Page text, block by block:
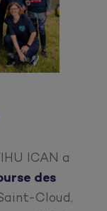
ICAN a
des
Cloud,